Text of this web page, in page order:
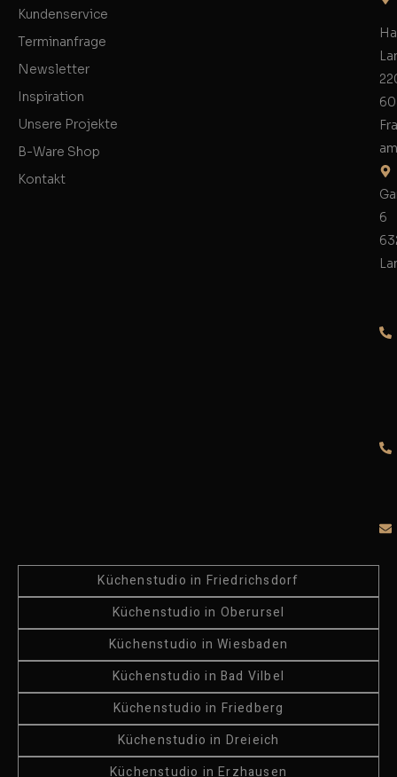
Kundenservice
Terminanfrage
Newsletter
Inspiration
Unsere Projekte
B-Ware Shop
Kontakt
6
Küchenstudio in Friedrichsdorf
Küchenstudio in Oberursel
Küchenstudio in Wiesbaden
Küchenstudio in Bad Vilbel
Küchenstudio in Friedberg
Küchenstudio in Dreieich
Küchenstudio in Erzhausen